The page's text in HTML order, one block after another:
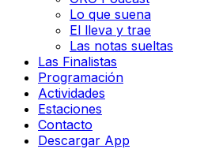
Lo que suena
El lleva y trae
Las notas sueltas
Las Finalistas
Programación
Actividades
Estaciones
Contacto
Descargar App